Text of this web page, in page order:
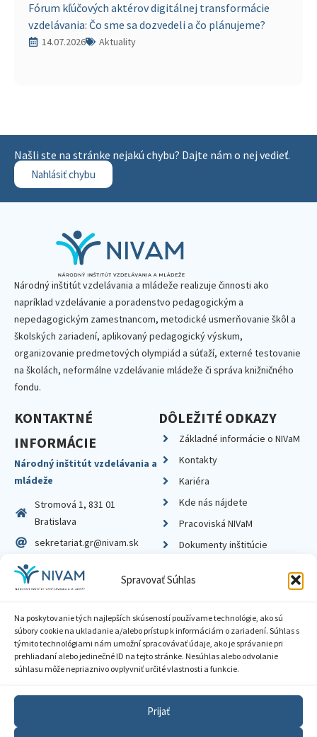
Spravovať Súhlas
Na poskytovanie tých najlepších skúseností používame technológie, ako sú
súbory cookie na ukladanie a/alebo prístup k informáciám o zariadení. Súhlas s
týmito technológiami nám umožní spracovávať údaje, ako je správanie pri
prehliadaní alebo jedinečné ID na tejto stránke. Nesúhlas alebo odvolanie
súhlasu môže nepriaznivo ovplyvniť určité vlastnosti a funkcie.
Prijať
Fórum kľúčových aktérov digitálnej transformácie
vzdelávania: Čo sme sa dozvedeli a čo plánujeme?
14.07.2026 Aktuality
Našli ste na stránke nejakú chybu? Dajte nám o nej vedieť.
Nahlásiť chybu
Národný inštitút vzdelávania a mládeže realizuje činnosti ako
napríklad vzdelávanie a poradenstvo pedagogickým a
nepedagogickým zamestnancom, metodické usmerňovanie škôl a
školských zariadení, aplikovaný pedagogický výskum,
organizovanie predmetových olympiád a súťaží, externé testovanie
na školách, neformálne vzdelávanie mládeže či správa knižničného
fondu.
KONTAKTNÉ
INFORMÁCIE
Národný inštitút vzdelávania a
mládeže
Stromová 1, 831 01
Bratislava
sekretariat.gr@nivam.sk
IČO: 00164348
DIČ: 2020798714
DÔLEŽITÉ ODKAZY
Základné informácie o NIVaM
Kontakty
Kariéra
Kde nás nájdete
Pracoviská NIVaM
Dokumenty inštitúcie
Zásady ochrany súkromia
Sprístupnenie informácií